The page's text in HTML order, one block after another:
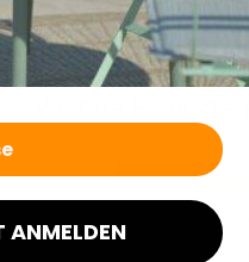
Weitere
mit Biese
Top bewertet
H.O.C.K. Refosco
ANMELDEN